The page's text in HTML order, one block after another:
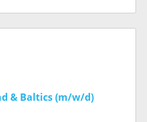
& Baltics (m/w/d)